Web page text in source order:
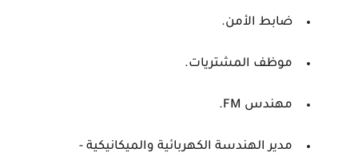
ضابط الأمن.
موظف المشتريات.
مهندس FM.
مدير الهندسة الكهربائية والميكانيكية -